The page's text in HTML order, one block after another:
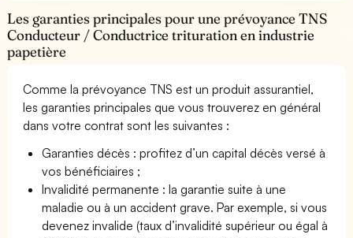
Les garanties principales pour une prévoyance TNS
Conducteur / Conductrice trituration en industrie
papetière
Comme la prévoyance TNS est un produit assurantiel,
les garanties principales que vous trouverez en général
dans votre contrat sont les suivantes :
Garanties décès : profitez d’un capital décès versé à
vos bénéficiaires ;
Invalidité permanente : la garantie suite à une
maladie ou à un accident grave. Par exemple, si vous
devenez invalide (taux d’invalidité supérieur ou égal à